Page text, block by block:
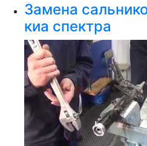
Замена
киа спектра